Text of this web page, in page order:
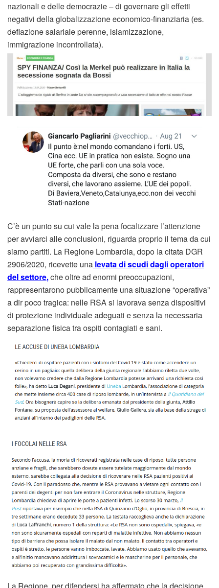
nazionali e delle democrazie – di governare gli effetti
negativi della globalizzazione economico-finanziaria (es.
deflazione salariale perenne, islamizzazione,
immigrazione incontrollata).
C’è un punto su cui vale la pena focalizzare l’attenzione
per avviarci alle conclusioni, riguarda proprio il tema da cui
siamo partiti. La Regione Lombardia, dopo la citata DGR
2906/2020, ricevette una levata di scudi dagli operatori
del settore,che oltre ad enormi preoccupazioni,
rappresentarono pubblicamente una situazione “operativa”
a dir poco tragica: nelle RSA si lavorava senza dispositivi
di protezione individuale adeguati e senza la necessaria
separazione fisica tra ospiti contagiati e sani.
La Regione, per difendersi ha affermato che la decisione